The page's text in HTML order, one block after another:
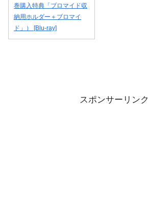
巻購入特典「ブロマイド収
納用ホルダー＋ブロマイ
ド」） [Blu-ray]
スポンサーリンク